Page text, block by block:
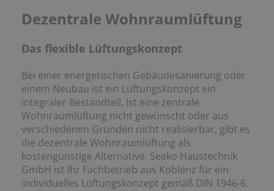
Dezentrale Wohnraumlüftung
Das flexible Lüftungskonzept
Bei einer energetischen Gebäudesanierung oder
einem Neubau ist ein Lüftungskonzept ein
integraler Bestandteil. Ist eine zentrale
Wohnraumlüftung nicht gewünscht oder aus
verschiedenen Gründen nicht realisierbar, gibt es
die dezentrale Wohnraumlüftung als
kostengünstige Alternative. Seeko Haustechnik
GmbH ist Ihr Fachbetrieb aus Koblenz für ein
individuelles Lüftungskonzept gemäß DIN 1946-6.